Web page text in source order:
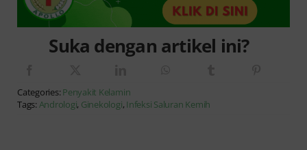
Suka dengan artikel ini?
Categories: Penyakit Kelamin
Tags: Andrologi, Ginekologi, Infeksi Saluran Kemih